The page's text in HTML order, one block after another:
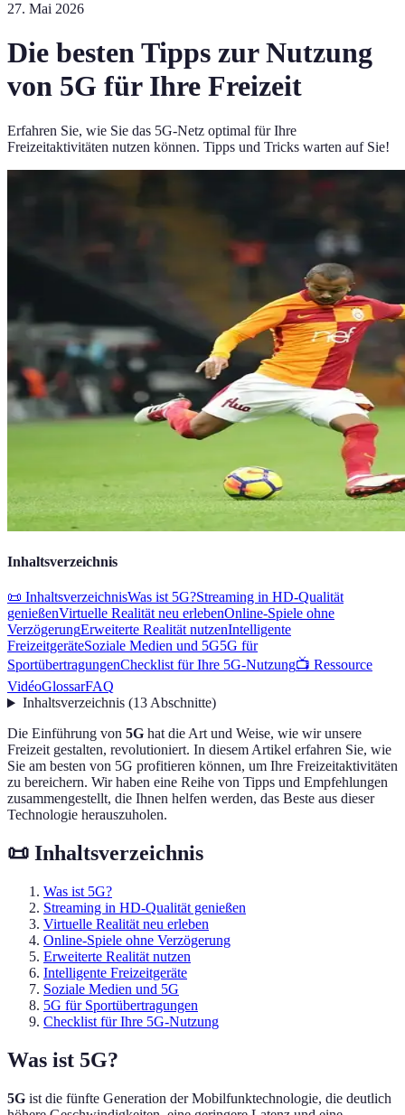
27. Mai 2026
Die besten Tipps zur Nutzung
von 5G für Ihre Freizeit
Erfahren Sie, wie Sie das 5G-Netz optimal für Ihre
Freizeitaktivitäten nutzen können. Tipps und Tricks warten auf Sie!
Inhaltsverzeichnis
📜 InhaltsverzeichnisWas ist 5G?Streaming in HD-Qualität
genießenVirtuelle Realität neu erlebenOnline-Spiele ohne
VerzögerungErweiterte Realität nutzenIntelligente
FreizeitgeräteSoziale Medien und 5G5G für
SportübertragungenChecklist für Ihre 5G-Nutzung📺 Ressource
VidéoGlossarFAQ
Inhaltsverzeichnis(13Abschnitte)
Die Einführung von 5G hat die Art und Weise, wie wir unsere
Freizeit gestalten, revolutioniert. In diesem Artikel erfahren Sie, wie
Sie am besten von 5G profitieren können, um Ihre Freizeitaktivitäten
zu bereichern. Wir haben eine Reihe von Tipps und Empfehlungen
zusammengestellt, die Ihnen helfen werden, das Beste aus dieser
Technologie herauszuholen.
📜 Inhaltsverzeichnis
Was ist 5G?
Streaming in HD-Qualität genießen
Virtuelle Realität neu erleben
Online-Spiele ohne Verzögerung
Erweiterte Realität nutzen
Intelligente Freizeitgeräte
Soziale Medien und 5G
5G für Sportübertragungen
Checklist für Ihre 5G-Nutzung
Was ist 5G?
5G ist die fünfte Generation der Mobilfunktechnologie, die deutlich